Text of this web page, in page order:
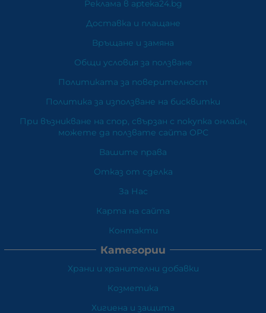
Реклама в apteka24.bg
Доставка и плащане
Връщане и замяна
Общи условия за ползване
Политиката за поверителност
Политика за използване на бисквитки
При възникване на спор, свързан с покупка онлайн,
можете да ползвате сайта ОРС
Вашите права
Отказ от сделка
За Нас
Карта на сайта
Контакти
Категории
Храни и хранителни добавки
Козметика
Хигиена и защита